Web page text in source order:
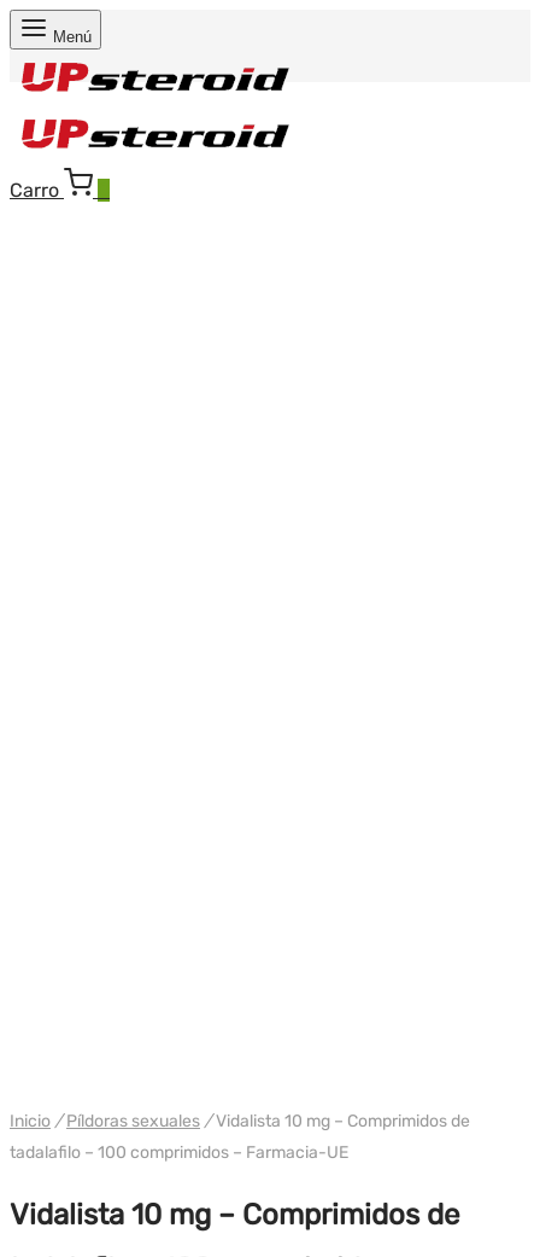
Menú
Carro
Inicio / Píldoras sexuales /Vidalista 10 mg – Comprimidos de
tadalafilo – 100 comprimidos – Farmacia-UE
Vidalista 10 mg – Comprimidos de